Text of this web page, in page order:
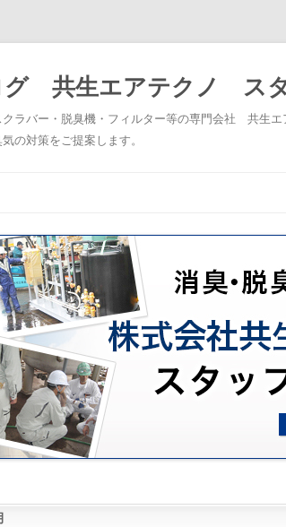
グ 共生エアテクノ ス
ラバー・脱臭機・フィルター等の専門会社 共生
の対策をご提案します。